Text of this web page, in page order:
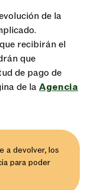
de la
recibirán el
que
de pago de
de laAgencia
a devolver, los
para poder